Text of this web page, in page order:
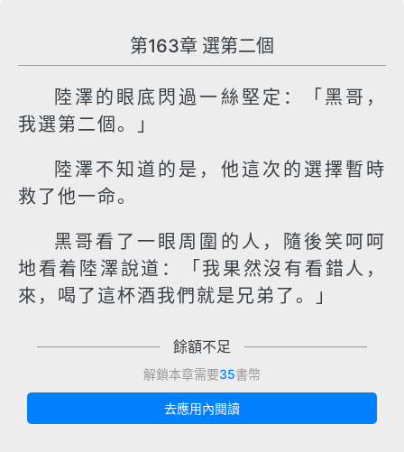
第163章 選第二個
陸澤的眼底閃過一絲堅定：「黑哥，
我選第二個。」
陸澤不知道的是，他這次的選擇暫時
救了他一命。
黑哥看了一眼周圍的人，隨後笑呵呵
地看着陸澤說道：「我果然沒有看錯人，
來，喝了這杯酒我們就是兄弟了。」
餘額不足
解鎖本章需要35書幣
去應用內閱讀